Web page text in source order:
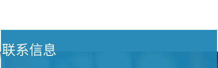
联系信息